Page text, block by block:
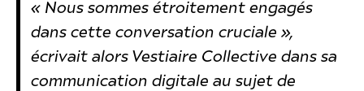
« Nous sommes étroitement engagés
dans cette conversation cruciale »,
écrivait alors Vestiaire Collective dans sa
communication digitale au sujet de